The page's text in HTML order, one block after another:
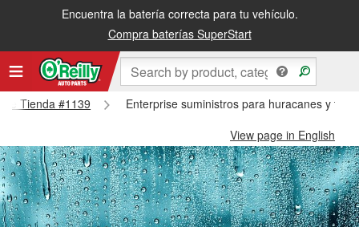
Encuentra la batería correcta para tu vehículo.
Compra baterías SuperStart
Tienda #1139
Enterprise suministros para huracanes y
View page in English